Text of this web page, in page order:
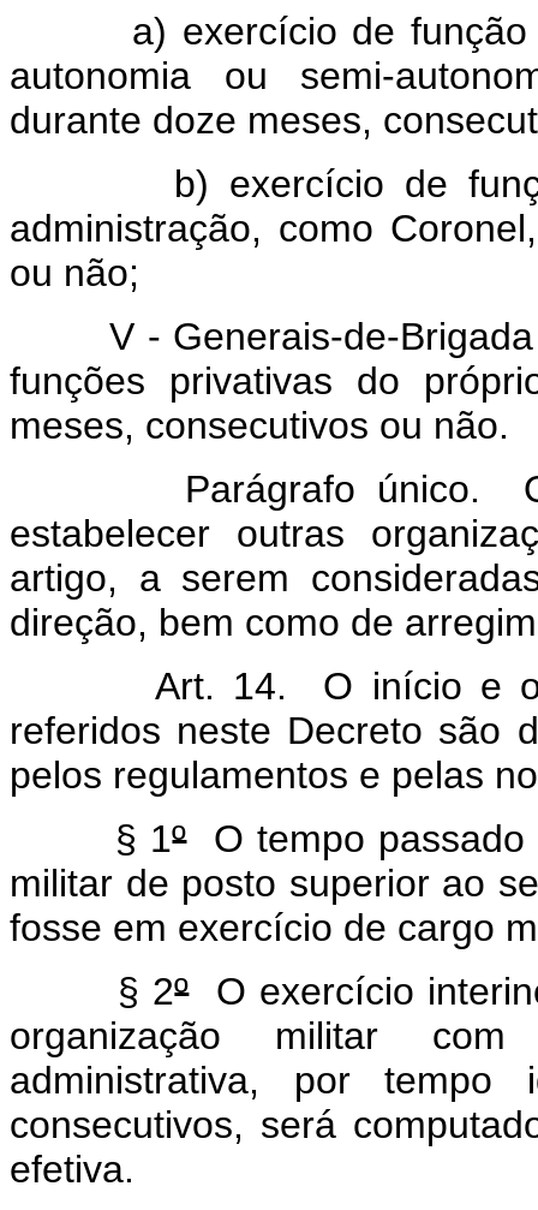
a) exercício de função
autonomia ou semi-
durante doze meses,
b) exercício de função
administração, como
ou não;
V - Generais-de-Brigada
funções privativas do
meses, consecutivos ou não.
Parágrafo único. O
estabelecer outras
artigo, a serem
direção, bem como de
Art. 14. O início e o
referidos neste Decreto são
pelos regulamentos e pelas
§ 1ºO tempo passado
militar de posto superior ao
fosse em exercício de cargo
§ 2ºO exercício
organização militar com
administrativa, por
consecutivos, será
efetiva.